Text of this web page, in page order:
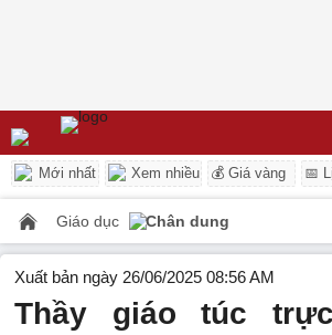
Mới nhất Xem nhiều 💰 Giá vàng 📅
Giáo dục Chân dung
Xuất bản ngày 26/06/2025 08:56 AM
Thầy giáo túc